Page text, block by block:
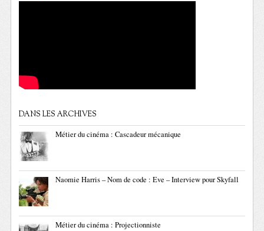
DANS LES ARCHIVES
Métier du cinéma : Cascadeur mécanique
Naomie Harris – Nom de code : Eve – Interview pour Skyfall
Métier du cinéma : Projectionniste